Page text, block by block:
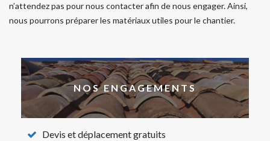
n’attendez pas pour nous contacter afin de nous engager. Ainsi,
nous pourrons préparer les matériaux utiles pour le chantier.
NOS ENGAGEMENTS
Devis et déplacement gratuits